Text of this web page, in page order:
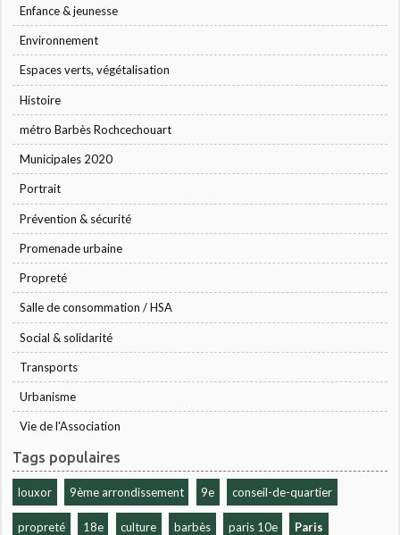
Enfance & jeunesse
Environnement
Espaces verts, végétalisation
Histoire
métro Barbès Rochcechouart
Municipales 2020
Portrait
Prévention & sécurité
Promenade urbaine
Propreté
Salle de consommation / HSA
Social & solidarité
Transports
Urbanisme
Vie de l'Association
Tags populaires
louxor 9ème arrondissement 9e conseil-de-quartier
propreté 18e culture barbès paris 10e Paris